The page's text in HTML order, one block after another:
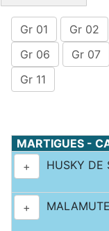
Gr 01 Gr 02
Gr 06
Gr 07
Gr 11
MARTIGUES -
+
HUSKY
+